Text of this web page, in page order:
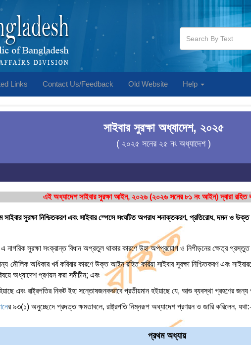
Links Contact Us/Feedback Old Website Help
সাইবার সুরক্ষা অধ্যাদেশ, ২০২৫
( ২০২৫ সনের ২৫ নং অধ্যাদেশ )
এই অধ্যাদেশ সাইবার সুরক্ষা আইন, ২০২৬ (২০২৬ সনের ৮১ নং আইন) দ্বারা রহিত
সাইবার সুরক্ষা নিশ্চিতকরণ এবং সাইবার স্পেসে সংঘটিত অপরাধ শনাক্তকরণ, প্রতিরোধ, দমন ও উক্ত
এ নাগরিক সুরক্ষা সংক্রান্ত বিধান অপ্রতুল থাকার কারণে উহা অপপ্রয়োগ ও নিপীড়নের ক্ষেত্র
মৌলিক অধিকার খর্ব করিবার কারণে উক্ত আইন রহিত করিয়া সাইবার সুরক্ষা নিশ্চিতকরণ এবং
অধ্যাদেশ প্রণয়ন করা সমীচীন; এবং
এবং রাষ্ট্রপতির নিকট ইহা সন্তোষজনকভাবে প্রতীয়মান হইয়াছে যে, আশু ব্যবস্থা গ্রহণের জন্য
ের ৯৩(১) অনুচ্ছেদে প্রদত্ত ক্ষমতাবলে, রাষ্ট্রপতি নিম্নরূপ অধ্যাদেশ প্রণয়ন ও জারি করিলেন,
প্রথম অধ্যায়